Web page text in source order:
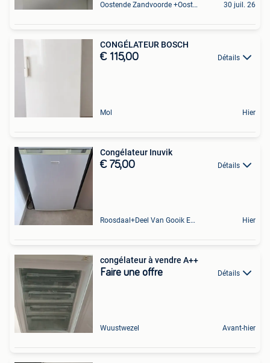
Oostende Zandvoorde +Oostende 30 juil. 26
CONGÉLATEUR BOSCH
€ 115,00 Détails
Mol Hier
Congélateur Inuvik
€ 75,00 Détails
Roosdaal+Deel Van Gooik En Sint-Kwintens-Lennik Hier
congélateur à vendre A++
Faire une offre Détails
Wuustwezel Avant-hier